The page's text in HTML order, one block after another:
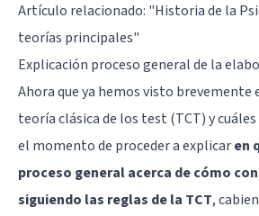
Artículo relacionado: "Historia de la
teorías principales"
Explicación proceso general de la
Ahora que ya hemos visto brevemente
teoría clásica de los test (TCT) y
el momento de proceder a explicaren
proceso general acerca de cómo
siguiendo las reglas de la TCT,